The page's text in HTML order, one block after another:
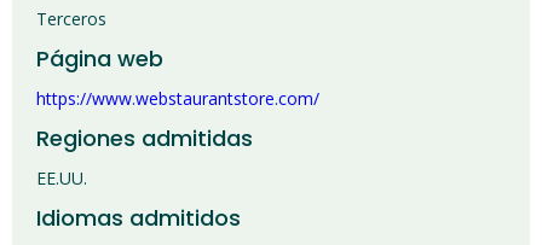
Terceros
Página web
https://www.webstaurantstore.com/
Regiones admitidas
EE.UU.
Idiomas admitidos